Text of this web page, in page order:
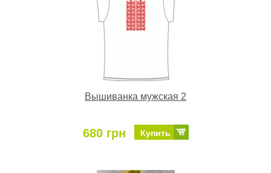
Вышиванка мужская 2
680 грн Купить